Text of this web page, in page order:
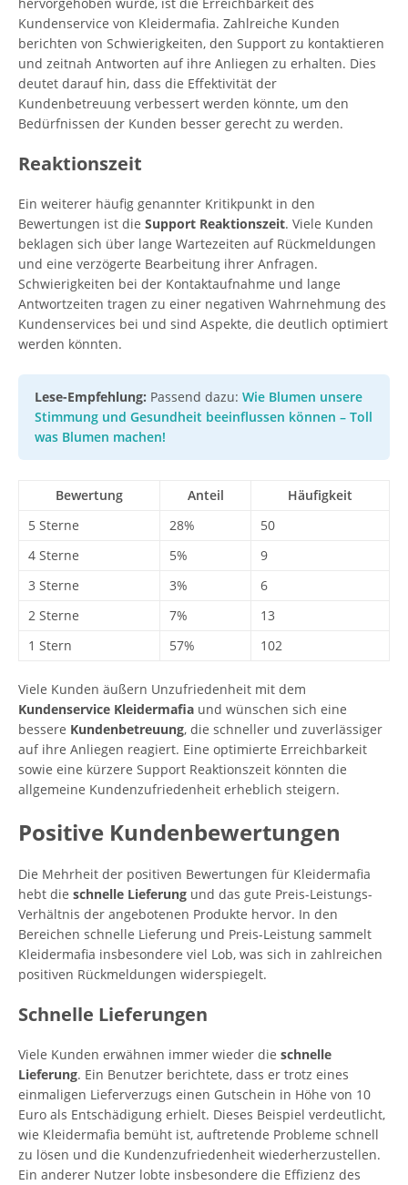
Kundenservice von Kleidermafia. Zahlreiche Kunden
berichten von Schwierigkeiten, den Support zu kontaktieren
und zeitnah Antworten auf ihre Anliegen zu erhalten. Dies
deutet darauf hin, dass die Effektivität der
Kundenbetreuung verbessert werden könnte, um den
Bedürfnissen der Kunden besser gerecht zu werden.
Reaktionszeit
Ein weiterer häufig genannter Kritikpunkt in den
Bewertungen ist die Support Reaktionszeit. Viele Kunden
beklagen sich über lange Wartezeiten auf Rückmeldungen
und eine verzögerte Bearbeitung ihrer Anfragen.
Schwierigkeiten bei der Kontaktaufnahme und lange
Antwortzeiten tragen zu einer negativen Wahrnehmung des
Kundenservices bei und sind Aspekte, die deutlich optimiert
werden könnten.
Lese-Empfehlung: Passend dazu: Wie Blumen unsere
Stimmung und Gesundheit beeinflussen können – Toll
was Blumen machen!
Bewertung Anteil
Häufigkeit
5 Sterne
28%
50
4 Sterne
5%
9
3 Sterne
3%
6
2 Sterne
7%
13
1 Stern
57% 102
Viele Kunden äußern Unzufriedenheit mit dem
Kundenservice Kleidermafia und wünschen sich eine
bessere Kundenbetreuung, die schneller und zuverlässiger
auf ihre Anliegen reagiert. Eine optimierte Erreichbarkeit
sowie eine kürzere Support Reaktionszeit könnten die
allgemeine Kundenzufriedenheit erheblich steigern.
Positive Kundenbewertungen
Die Mehrheit der positiven Bewertungen für Kleidermafia
hebt die schnelle Lieferung und das gute Preis-Leistungs-
Verhältnis der angebotenen Produkte hervor. In den
Bereichen schnelle Lieferung und Preis-Leistung sammelt
Kleidermafia insbesondere viel Lob, was sich in zahlreichen
positiven Rückmeldungen widerspiegelt.
Schnelle Lieferungen
Viele Kunden erwähnen immer wieder die schnelle
Lieferung. Ein Benutzer berichtete, dass er trotz eines
einmaligen Lieferverzugs einen Gutschein in Höhe von 10
Euro als Entschädigung erhielt. Dieses Beispiel verdeutlicht,
wie Kleidermafia bemüht ist, auftretende Probleme schnell
zu lösen und die Kundenzufriedenheit wiederherzustellen.
Ein anderer Nutzer lobte insbesondere die Effizienz des